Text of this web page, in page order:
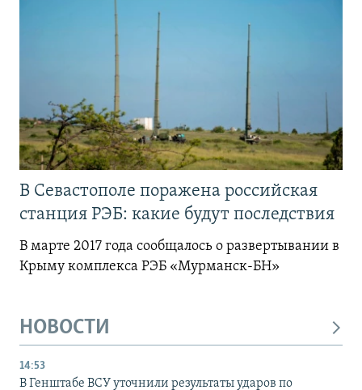
В Севастополе поражена российская
станция РЭБ: какие будут последствия
В марте 2017 года сообщалось о развертывании в
Крыму комплекса РЭБ «Мурманск-БН»
НОВОСТИ
14:53
В Генштабе ВСУ уточнили результаты ударов по